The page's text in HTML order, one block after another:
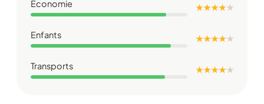
Économie ★ ★ ★ ★★
Enfants ★ ★ ★ ★★
Transports ★ ★ ★ ★★